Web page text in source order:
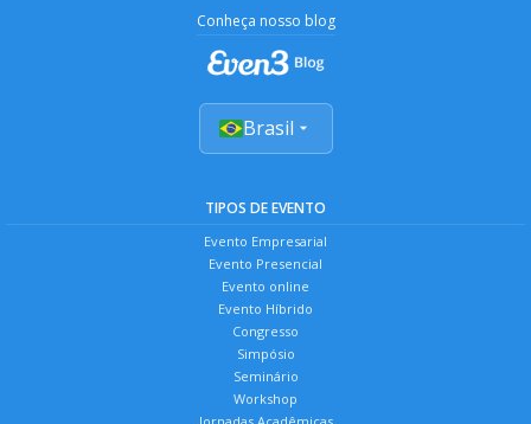
Conheça nosso blog
Brasil
TIPOS DE EVENTO
Evento Empresarial
Evento Presencial
Evento online
Evento Híbrido
Congresso
Simpósio
Seminário
Workshop